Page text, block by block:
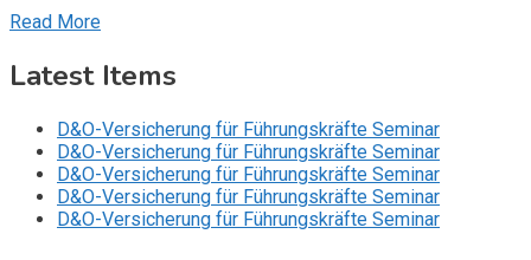
Read More
Latest Items
D&O-Versicherung für Führungskräfte Seminar
D&O-Versicherung für Führungskräfte Seminar
D&O-Versicherung für Führungskräfte Seminar
D&O-Versicherung für Führungskräfte Seminar
D&O-Versicherung für Führungskräfte Seminar